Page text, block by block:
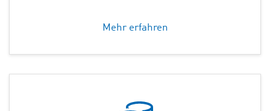
Mehr erfahren